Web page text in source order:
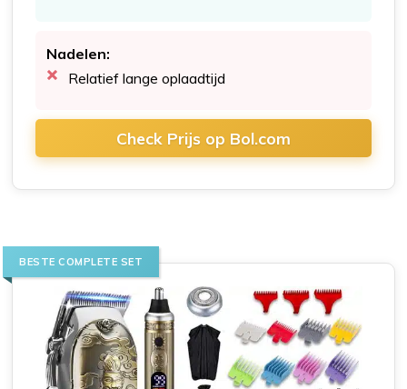
Nadelen:
Relatief lange oplaadtijd
Check Prijs op Bol.com
BESTE COMPLETE SET